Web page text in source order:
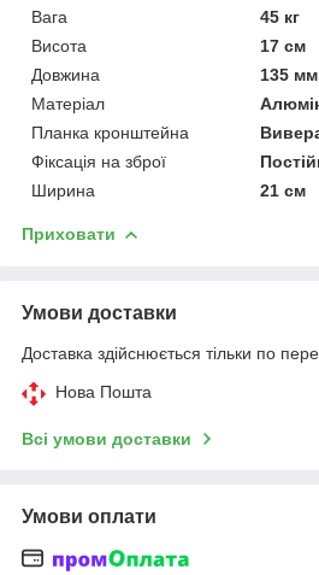
Вага
45 кг
Висота
17 см
Довжина
135 мм
Матеріал
Планка кронштейна
Фіксація на зброї
Ширина
21 см
Приховати
Умови доставки
Доставка здійснюється тільки по
Нова Пошта
Всі умови доставки
Умови оплати